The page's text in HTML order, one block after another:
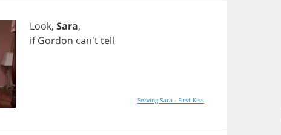
Look, Sara,
if Gordon can'ttell
Serving Sara - First Kiss